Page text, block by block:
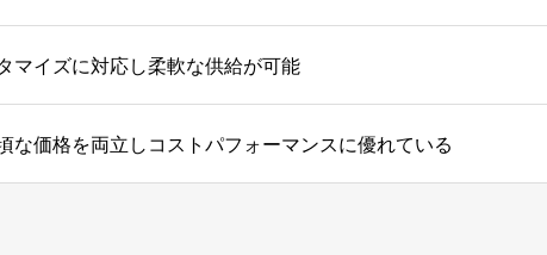
マイズに対応し柔軟な供給が可能
な価格を両立しコストパフォーマンスに優れている